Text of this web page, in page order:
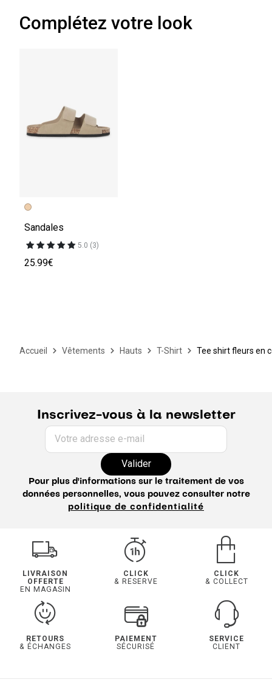
Complétez votre look
Sandales
5.0 (3)
25.99€
Accueil Vêtements Hauts T-Shirt Tee shirt fleurs en
Inscrivez-vous à la newsletter
Votre adresse e-mail
Valider
Pour plus d'informations sur le traitement de vos
données personnelles, vous pouvez consulter notre
politique de confidentialité
LIVRAISON
OFFERTE
EN MAGASIN
CLICK
& RESERVE
CLICK
& COLLECT
RETOURS
& ÉCHANGES
PAIEMENT
SÉCURISÉ
SERVICE
CLIENT